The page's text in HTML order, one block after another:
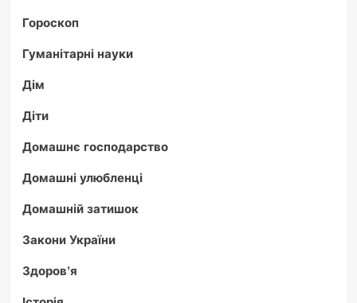
Гороскоп
Гуманітарні науки
Дім
Діти
Домашнє господарство
Домашні улюбленці
Домашній затишок
Закони України
Здоров'я